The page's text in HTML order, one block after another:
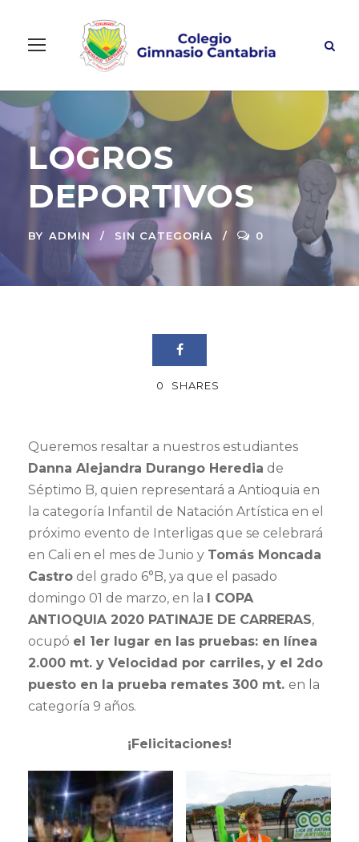
LOGROS
DEPORTIVOS
BY ADMIN SIN CATEGORÍA 0
0 SHARES
Queremos resaltar a nuestros estudiantes
Danna Alejandra Durango Heredia de
Séptimo B, quien representará a Antioquia en
la categoría Infantil de Natación Artística en el
próximo evento de Interligas que se celebrará
en Cali en el mes de Junio y Tomás Moncada
Castro del grado 6°B, ya que el pasado
domingo 01 de marzo, en la
I COPA
ANTIOQUIA 2020 PATINAJE DE CARRERAS,
ocupó el 1er lugar en las pruebas: en línea
2.000 mt. y Velocidad por carriles, y el 2do
puesto en la prueba remates 300 mt. en la
categoría 9 años.
¡Felicitaciones!